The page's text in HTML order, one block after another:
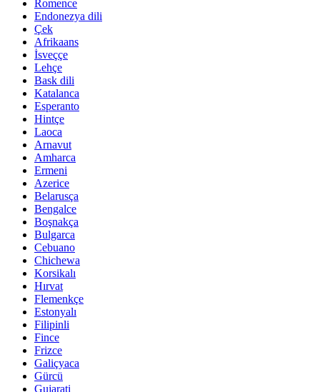
Romence
Endonezya dili
Çek
Afrikaans
İsveççe
Lehçe
Bask dili
Katalanca
Esperanto
Hintçe
Laoca
Arnavut
Amharca
Ermeni
Azerice
Belarusça
Bengalce
Boşnakça
Bulgarca
Cebuano
Chichewa
Korsikalı
Hırvat
Flemenkçe
Estonyalı
Filipinli
Fince
Frizce
Galiçyaca
Gürcü
Gujarati